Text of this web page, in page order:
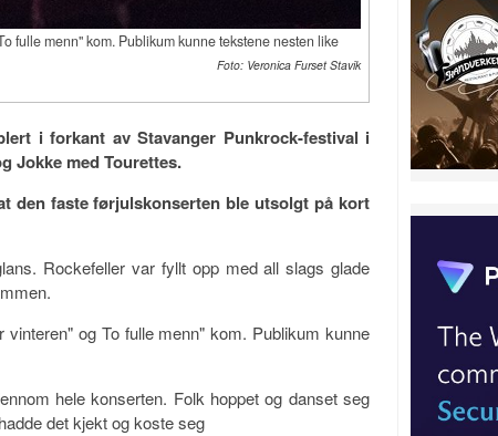
fulle menn" kom. Publikum kunne tekstene nesten like
Foto: Veronica Furset Stavik
i forkant av Stavanger Punkrock-festival i
Jokke med Tourettes.
den faste førjulskonserten ble utsolgt på kort
Rockefeller var fyllt opp med all slags glade
og To fulle menn" kom. Publikum kunne
hele konserten. Folk hoppet og danset seg
det kjekt og koste seg